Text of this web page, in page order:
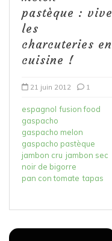
pastèque : vive
les
charcuteries en
cuisine !
21 juin 2012 1
espagnol fusion food
gaspacho
gaspacho melon
gaspacho pastèque
jambon cru jambon sec
noir de bigorre
pan con tomate tapas